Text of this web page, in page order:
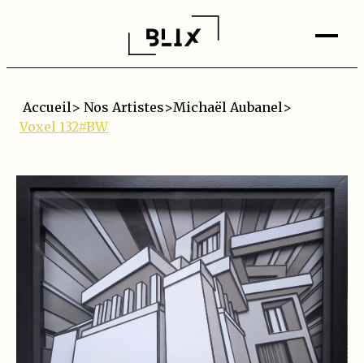
Accueil> Nos Artistes>Michaël Aubanel>
Voxel 132#BW